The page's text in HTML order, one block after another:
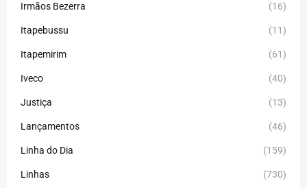
Irmãos Bezerra (16)
Itapebussu (11)
Itapemirim (61)
Iveco (40)
Justiça (13)
Lançamentos (46)
Linha do Dia (159)
Linhas (730)